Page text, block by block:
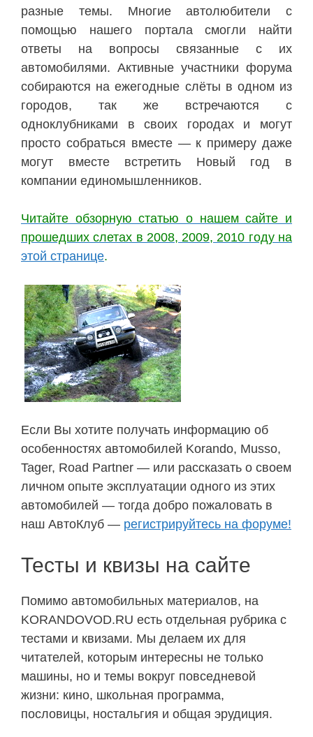
разные темы. Многие автолюбители с
помощью нашего портала смогли найти
ответы на вопросы связанные с их
автомобилями. Активные участники форума
собираются на ежегодные слёты в одном из
городов, так же встречаются с
одноклубниками в своих городах и могут
просто собраться вместе — к примеру даже
могут вместе встретить Новый год в
компании единомышленников.
Читайте обзорную статью о нашем сайте и
прошедших слетах в 2008, 2009, 2010 году на
этой странице.
Если Вы хотите получать информацию об
особенностях автомобилей Korando, Musso,
Tager, Road Partner — или рассказать о своем
личном опыте эксплуатации одного из этих
автомобилей — тогда добро пожаловать в
наш АвтоКлуб — регистрируйтесь на форуме!
Тесты и квизы на сайте
Помимо автомобильных материалов, на
KORANDOVOD.RU есть отдельная рубрика с
тестами и квизами. Мы делаем их для
читателей, которым интересны не только
машины, но и темы вокруг повседневой
жизни: кино, школьная программа,
пословицы, ностальгия и общая эрудиция.